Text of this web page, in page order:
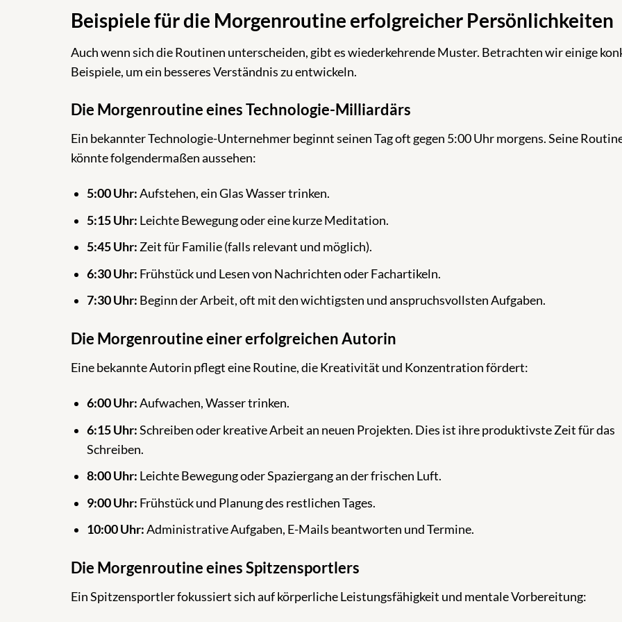
Beispiele für die Morgenroutine erfolgreicher Persönlichkeiten
Auch wenn sich die Routinen unterscheiden, gibt es wiederkehrende Muster. Betrachten wir einige
Beispiele, um ein besseres Verständnis zu entwickeln.
Die Morgenroutine eines Technologie-Milliardärs
Ein bekannter Technologie-Unternehmer beginnt seinen Tag oft gegen 5:00 Uhr morgens. Seine
könnte folgendermaßen aussehen:
5:00 Uhr:Aufstehen, ein Glas Wasser trinken.
5:15 Uhr: Leichte Bewegung oder eine kurze Meditation.
5:45 Uhr:Zeit für Familie (falls relevant und möglich).
6:30 Uhr: Frühstück und Lesen von Nachrichten oder Fachartikeln.
7:30 Uhr: Beginn der Arbeit, oft mit den wichtigsten und anspruchsvollsten Aufgaben.
Die Morgenroutine einer erfolgreichen Autorin
Eine bekannte Autorin pflegt eine Routine, die Kreativität und Konzentration fördert:
6:00 Uhr:Aufwachen, Wasser trinken.
6:15 Uhr:Schreiben oder kreative Arbeit an neuen Projekten. Dies ist ihre produktivste Zeit für das
Schreiben.
8:00 Uhr: Leichte Bewegung oder Spaziergang an der frischen Luft.
9:00 Uhr: Frühstück und Planung des restlichen Tages.
10:00 Uhr:Administrative Aufgaben, E-Mails beantworten und Termine.
Die Morgenroutine eines Spitzensportlers
Ein Spitzensportler fokussiert sich auf körperliche Leistungsfähigkeit und mentale Vorbereitung: